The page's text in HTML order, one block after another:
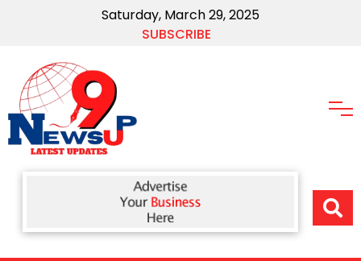
Saturday, March 29, 2025
SUBSCRIBE